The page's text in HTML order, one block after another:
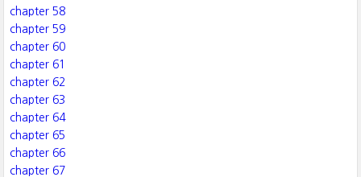
chapter 58
chapter 59
chapter 60
chapter 61
chapter 62
chapter 63
chapter 64
chapter 65
chapter 66
chapter 67